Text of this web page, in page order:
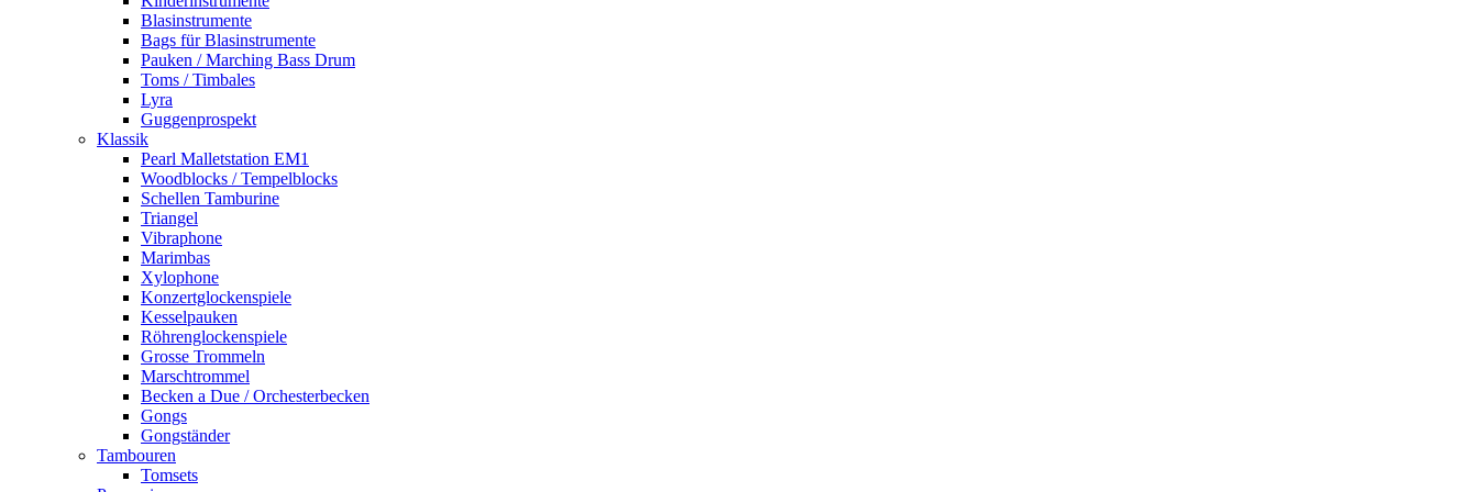
Blasinstrumente
Bags für Blasinstrumente
Pauken / Marching Bass Drum
Toms / Timbales
Lyra
Guggenprospekt
Klassik
Pearl Malletstation EM1
Woodblocks / Tempelblocks
Schellen Tamburine
Triangel
Vibraphone
Marimbas
Xylophone
Konzertglockenspiele
Kesselpauken
Röhren­glocken­spiele
Grosse Trommeln
Marschtrommel
Becken a Due / Orchester­becken
Gongs
Gongständer
Tambouren
Tomsets